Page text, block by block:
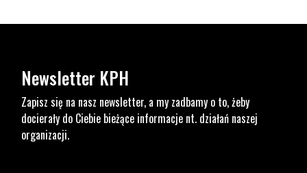
Newsletter KPH
Zapisz się na nasz newsletter, a my zadbamy o to, żeby
docierały do Ciebie bieżące informacje nt. działań naszej
organizacji.